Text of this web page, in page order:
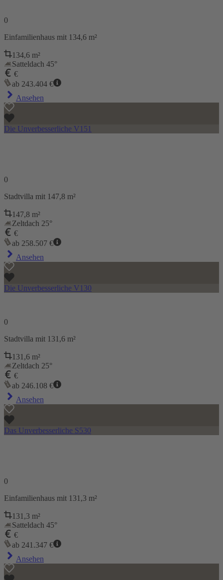
0
Einfamilienhaus mit 134,6 m²
134,6 m²
Satteldach 45°
€
ab 243.404 €
Ansehen
Die Unverbesserliche V151
0
Stadtvilla mit 147,8 m²
147,8 m²
Zeltdach 25°
€
ab 258.507 €
Ansehen
Die Unverbesserliche V130
0
Stadtvilla mit 131,6 m²
131,6 m²
Zeltdach 25°
€
ab 246.108 €
Ansehen
Das Unverbesserliche S530
0
Einfamilienhaus mit 131,3 m²
131,3 m²
Satteldach 45°
€
ab 241.347 €
Ansehen